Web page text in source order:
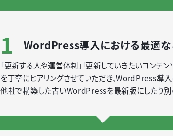
1 WordPress導入における最適な
「更新する人や運営体制」「更新していきたいコンテ
を丁寧にヒアリングさせていただき、WordPress導
他社で構築した古いWordPressを最新版にしたり別